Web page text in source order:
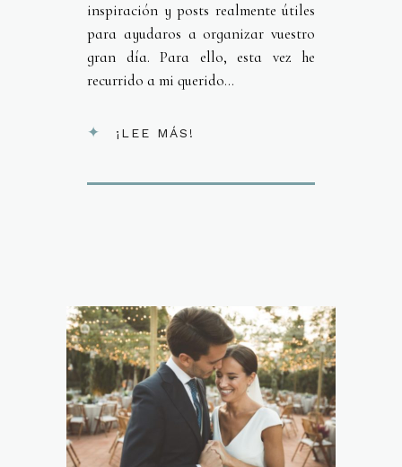
inspiración y posts realmente útiles
para ayudaros a organizar vuestro
gran día. Para ello, esta vez he
recurrido a mi querido...
¡LEE MÁS!